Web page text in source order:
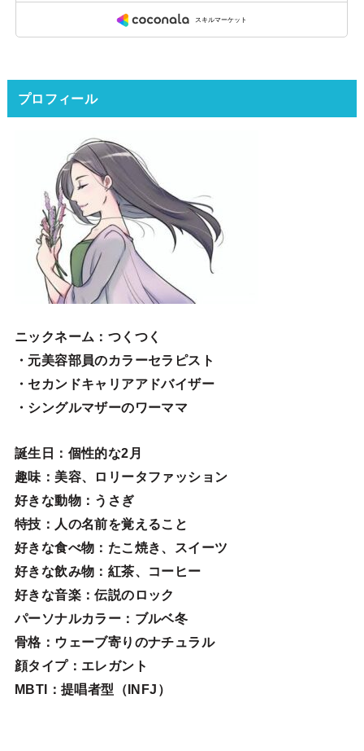
プロフィール
ニックネーム ：つくつく
・元美容部員のカラーセラピスト
・セカンドキャリアアドバイザー
・シングルマザーのワーママ
誕生日 ：個性的な2月
趣味 ：美容、ロリータファッション
好きな動物：うさぎ
特技 ：人の名前を覚えること
好きな食べ物 ：たこ焼き、スイーツ
好きな飲み物：紅茶、コーヒー
好きな音楽：伝説のロック
パーソナルカラー：ブルベ冬
骨格：ウェーブ寄りのナチュラル
顔タイプ：エレガン ト
MBTI：提唱者型（INFJ）